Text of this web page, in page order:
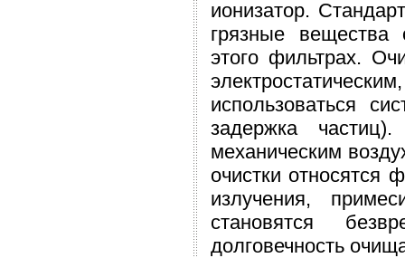
ионизатор.
грязные вещества
этого фильтрах.
использоваться
задержка
механическим
очистки относятся
излучения,
становятся
долговечность